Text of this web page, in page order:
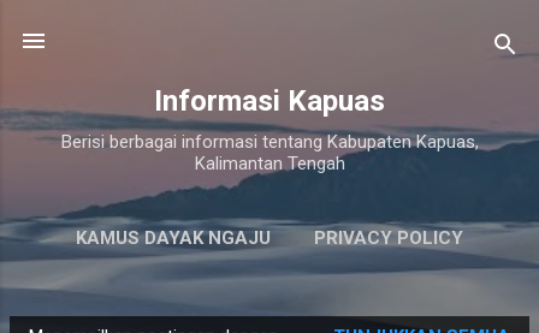
Informasi Kapuas
Berisi berbagai informasi tentang Kabupaten Kapuas,
Kalimantan Tengah
KAMUS DAYAK NGAJU PRIVACY POLICY
LAINNYA…